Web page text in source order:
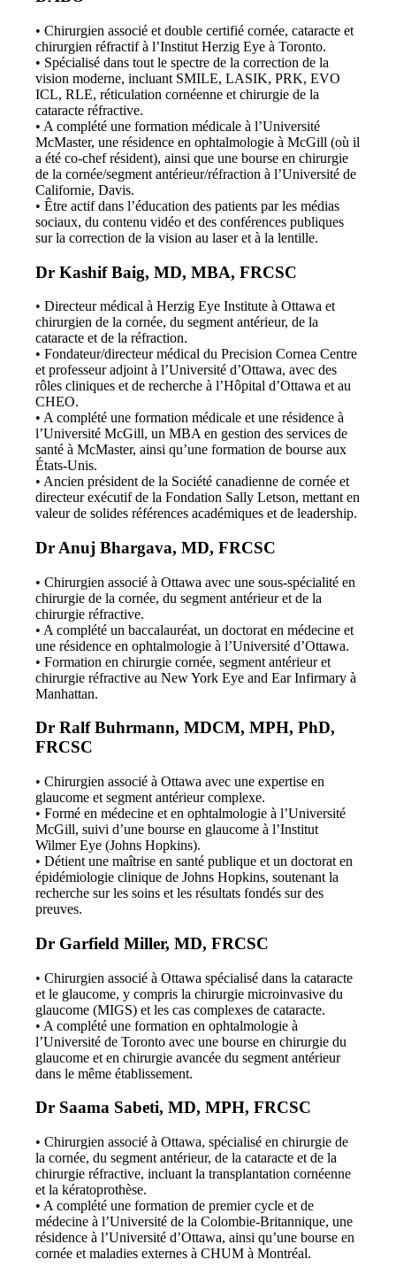
• Chirurgien associé et double certifié cornée, cataracte et
chirurgien réfractif à l’Institut Herzig Eye à Toronto.
• Spécialisé dans tout le spectre de la correction de la
vision moderne, incluant SMILE, LASIK, PRK, EVO
ICL, RLE, réticulation cornéenne et chirurgie de la
cataracte réfractive.
• A complété une formation médicale à l’Université
McMaster, une résidence en ophtalmologie à McGill (où il
a été co-chef résident), ainsi que une bourse en chirurgie
de la cornée/segment antérieur/réfraction à l’Université de
Californie, Davis.
• Être actif dans l’éducation des patients par les médias
sociaux, du contenu vidéo et des conférences publiques
sur la correction de la vision au laser et à la lentille.
Dr Kashif Baig, MD, MBA, FRCSC
• Directeur médical à Herzig Eye Institute à Ottawa et
chirurgien de la cornée, du segment antérieur, de la
cataracte et de la réfraction.
• Fondateur/directeur médical du Precision Cornea Centre
et professeur adjoint à l’Université d’Ottawa, avec des
rôles cliniques et de recherche à l’Hôpital d’Ottawa et au
CHEO.
• A complété une formation médicale et une résidence à
l’Université McGill, un MBA en gestion des services de
santé à McMaster, ainsi qu’une formation de bourse aux
États-Unis.
• Ancien président de la Société canadienne de cornée et
directeur exécutif de la Fondation Sally Letson, mettant en
valeur de solides références académiques et de leadership.
Dr Anuj Bhargava, MD, FRCSC
• Chirurgien associé à Ottawa avec une sous-spécialité en
chirurgie de la cornée, du segment antérieur et de la
chirurgie réfractive.
• A complété un baccalauréat, un doctorat en médecine et
une résidence en ophtalmologie à l’Université d’Ottawa.
• Formation en chirurgie cornée, segment antérieur et
chirurgie réfractive au New York Eye and Ear Infirmary à
Manhattan.
Dr Ralf Buhrmann, MDCM, MPH, PhD,
FRCSC
• Chirurgien associé à Ottawa avec une expertise en
glaucome et segment antérieur complexe.
• Formé en médecine et en ophtalmologie à l’Université
McGill, suivi d’une bourse en glaucome à l’Institut
Wilmer Eye (Johns Hopkins).
• Détient une maîtrise en santé publique et un doctorat en
épidémiologie clinique de Johns Hopkins, soutenant la
recherche sur les soins et les résultats fondés sur des
preuves.
Dr Garfield Miller, MD, FRCSC
• Chirurgien associé à Ottawa spécialisé dans la cataracte
et le glaucome, y compris la chirurgie microinvasive du
glaucome (MIGS) et les cas complexes de cataracte.
• A complété une formation en ophtalmologie à
l’Université de Toronto avec une bourse en chirurgie du
glaucome et en chirurgie avancée du segment antérieur
dans le même établissement.
Dr Saama Sabeti, MD, MPH, FRCSC
• Chirurgien associé à Ottawa, spécialisé en chirurgie de
la cornée, du segment antérieur, de la cataracte et de la
chirurgie réfractive, incluant la transplantation cornéenne
et la kératoprothèse.
• A complété une formation de premier cycle et de
médecine à l’Université de la Colombie-Britannique, une
résidence à l’Université d’Ottawa, ainsi qu’une bourse en
cornée et maladies externes à CHUM à Montréal.